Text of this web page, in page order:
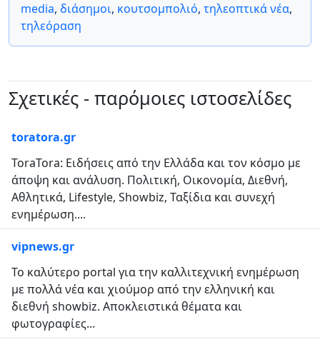
media, διάσημοι, κουτσομπολιό, τηλεοπτικά νέα,
τηλεόραση
Σχετικές - παρόμοιες ιστοσελίδες
toratora.gr
ToraTora: Ειδήσεις από την Ελλάδα και τον κόσμο με
άποψη και ανάλυση. Πολιτική, Οικονομία, Διεθνή,
Αθλητικά, Lifestyle, Showbiz, Ταξίδια και συνεχή
ενημέρωση....
vipnews.gr
Το καλύτερο portal για την καλλιτεχνική ενημέρωση
με πολλά νέα και χιούμορ από την ελληνική και
διεθνή showbiz. Αποκλειστικά θέματα και
φωτογραφίες...